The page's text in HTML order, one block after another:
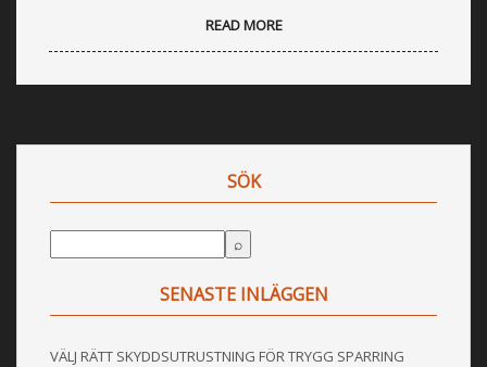
READ MORE
SÖK
SENASTE INLÄGGEN
VÄLJ RÄTT SKYDDSUTRUSTNING FÖR TRYGG SPARRING